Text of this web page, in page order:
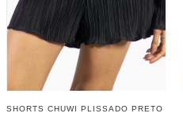
SHORTS CHUWI PLISSADO PRETO